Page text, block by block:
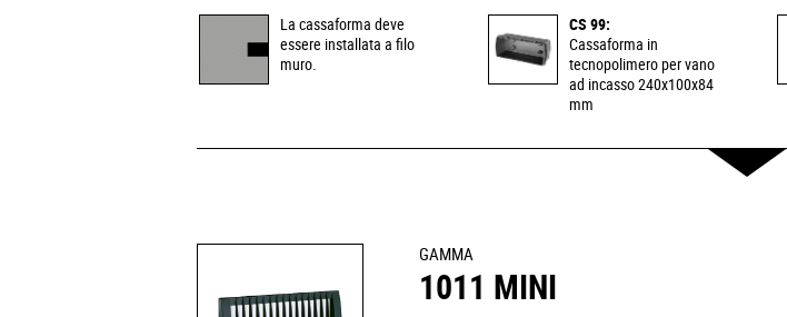
La cassaforma deve
essere installata a filo
muro.
CS 99:
Cassaforma in
tecnopolimero per vano
ad incasso 240x100x84
mm
GAMMA
1011 MINI